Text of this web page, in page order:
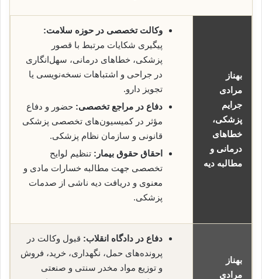
بهناز
مرادی
جرایم
پزشکی،
خطاهای
درمانی و
مطالبه دیه
وکالت تخصصی در حوزه سلامت:
پیگیری شکایات مرتبط با قصور
پزشکی، خطاهای درمانی، سهل‌انگاری
در جراحی و اشتباهات نسخه‌نویسی یا
تجویز دارو.
دفاع در مراجع تخصصی: حضور و دفاع
مؤثر در کمیسیون‌های تخصصی پزشکی
قانونی و سازمان نظام پزشکی.
احقاق حقوق بیمار: تنظیم لوایح
تخصصی جهت مطالبه خسارات مادی و
معنوی و دریافت دیه ناشی از صدمات
پزشکی.
بهناز
مرادی
دفاع در دادگاه انقلاب: قبول وکالت در
پرونده‌های حمل، نگهداری، خرید، فروش
و توزیع مواد مخدر سنتی و صنعتی